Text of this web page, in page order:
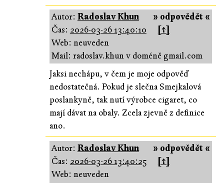
» odpovědět «
Autor: Radoslav Khun
Čas: 2026-03-26 13:40:10
[↑]
Web: neuveden
Mail: radoslav.khun v doméně gmail.com
Jaksi nechápu, v čem je moje odpověď
nedostatečná. Pokud je slečna Smejkalová
poslankyně, tak nutí výrobce cigaret, co
mají dávat na obaly. Zcela zjevně z definice
ano.
» odpovědět «
Autor: Radoslav Khun
Čas: 2026-03-26 13:40:25
[↑]
Web: neuveden